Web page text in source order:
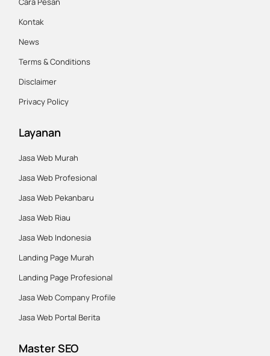
Kontak
News
Terms & Conditions
Disclaimer
Privacy Policy
Layanan
Jasa Web Murah
Jasa Web Profesional
Jasa Web Pekanbaru
Jasa Web Riau
Jasa Web Indonesia
Landing Page Murah
Landing Page Profesional
Jasa Web Company Profile
Jasa Web Portal Berita
Master SEO